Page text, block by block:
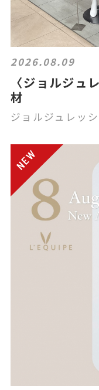
2026.08.09
〈ジョルジ
材
ジョルジュレッ